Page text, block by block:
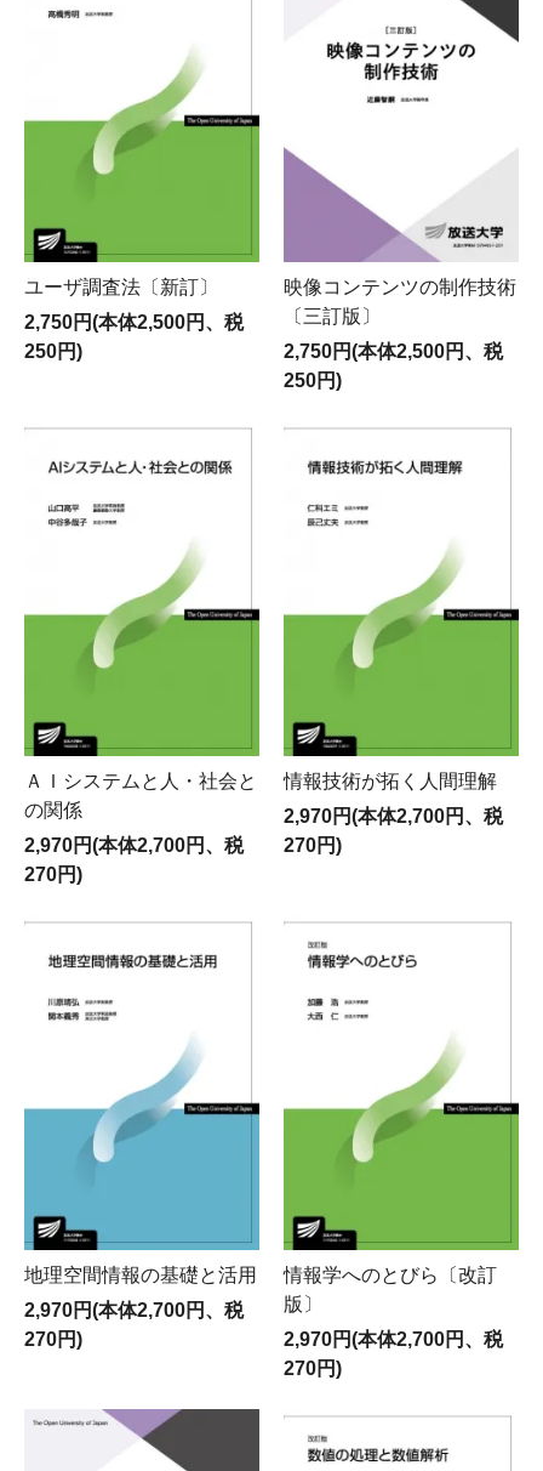
ユーザ調査法〔新訂〕
2,750円(本体2,500円、税
250円)
映像コンテンツの制作技術
〔三訂版〕
2,750円(本体2,500円、税
250円)
ＡＩシステムと人・社会と
の関係
2,970円(本体2,700円、税
270円)
情報技術が拓く人間理解
2,970円(本体2,700円、税
270円)
地理空間情報の基礎と活用
2,970円(本体2,700円、税
270円)
情報学へのとびら〔改訂
版〕
2,970円(本体2,700円、税
270円)